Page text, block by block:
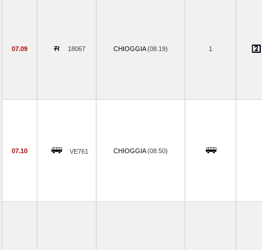
07.09 18067 CHIOGGIA(08.19) 1
07.10 VE761 CHIOGGIA(08.50)